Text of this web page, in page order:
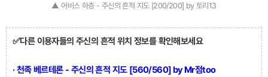
▲ 어비스 하층 - 주신의 흔적 지도 [200/200] by 토리13
✅다른 이용자들의 주신의 흔적 위치 정보를 확인해보세요
· 천족 베르테론 - 주신의 흔적 지도 [560/560] by Mr점too